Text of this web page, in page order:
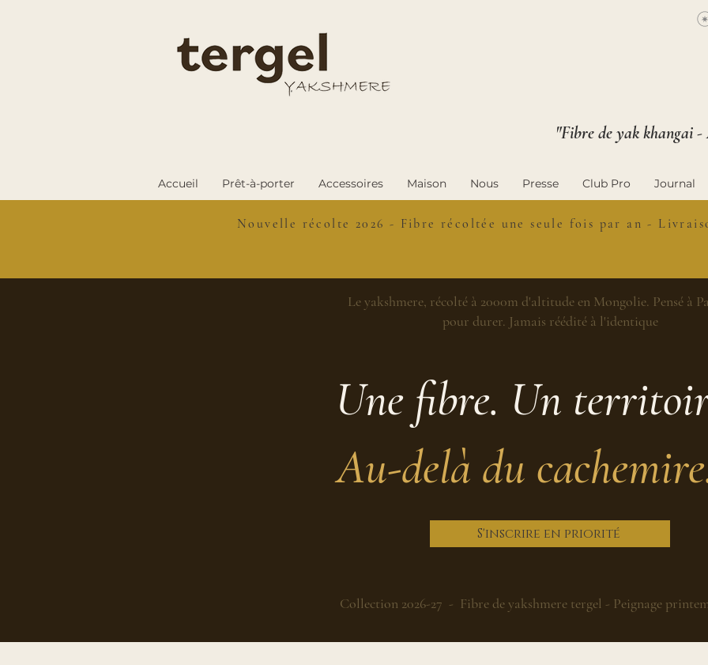
"Fibre de yak khangai
Accueil Prêt-à-porter Accessoires Maison Nous Presse Club Pro Journal
Nouvelle récolte 2026 - Fibre récoltée une seule fois par an -
Le yakshmere, récolté à 2000m d'altitude en Mongolie. Pensé à
pour durer. Jamais réédité à l'identique
Une fibre. Un
Au-delà du
S'inscrire en priorité
Collection 2026-27 - Fibre de yakshmere tergel - Peignage